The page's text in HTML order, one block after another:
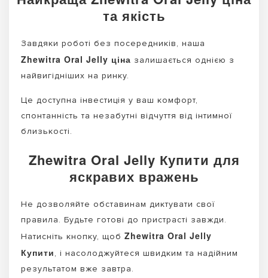
та якість
Завдяки роботі без посередників, наша
Zhewitra Oral Jelly ціна залишається однією з
найвигідніших на ринку.
Це доступна інвестиція у ваш комфорт,
спонтанність та незабутні відчуття від інтимної
близькості.
Zhewitra Oral Jelly Купити для
яскравих вражень
Не дозволяйте обставинам диктувати свої
правила. Будьте готові до пристрасті завжди.
Натисніть кнопку, щоб Zhewitra Oral Jelly
Купити, і насолоджуйтеся швидким та надійним
результатом вже завтра.